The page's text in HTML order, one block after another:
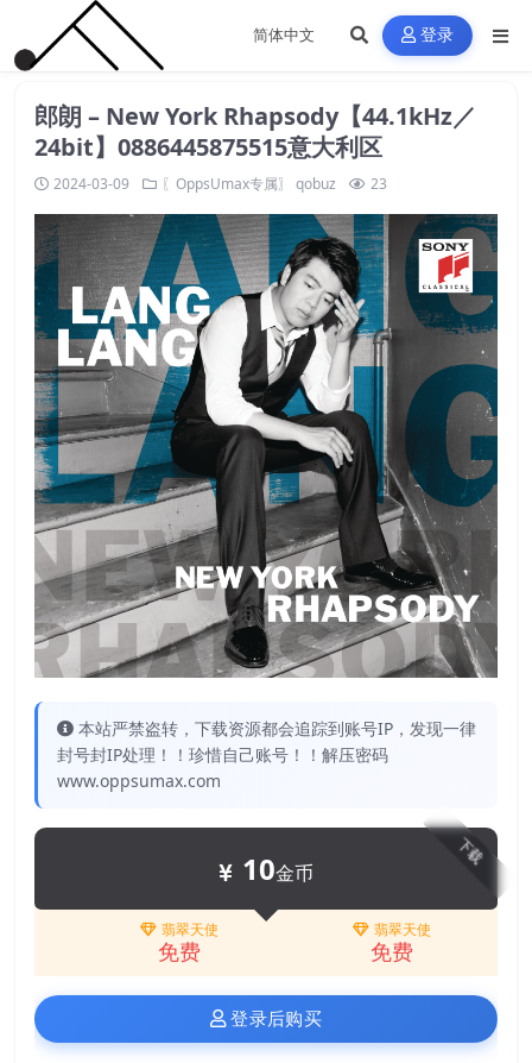
登录
郎朗 – New York Rhapsody【44.1kHz／
24bit】0886445875515意大利区
2024-03-09 〖OppsUmax专属〗 qobuz 23
本站严禁盗转，下载资源都会追踪到账号IP，发现一律
封号封IP处理！！珍惜自己账号！！解压密码
www.oppsumax.com
下载
10金币
翡翠天使
免费
翡翠天使
免费
登录后购买